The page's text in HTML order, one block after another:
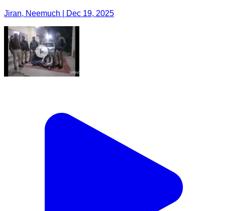
Jiran, Neemuch | Dec 19, 2025